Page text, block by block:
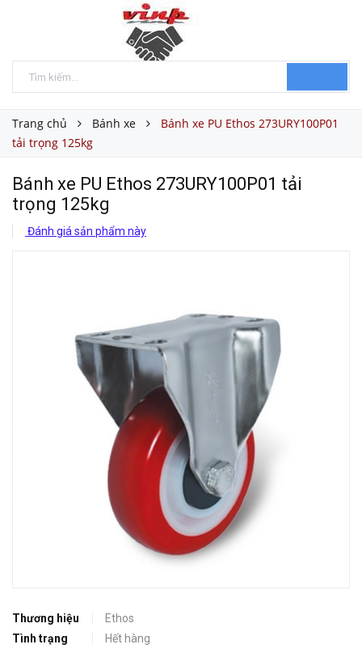
Trang chủ Bánh xe
Bánh xe PU Ethos 273URY100P01
tải trọng 125kg
Bánh xe PU Ethos 273URY100P01 tải
trọng 125kg
Đánh giá sản phẩm này
Thương hiệu
Ethos
Tình trạng
Hết hàng